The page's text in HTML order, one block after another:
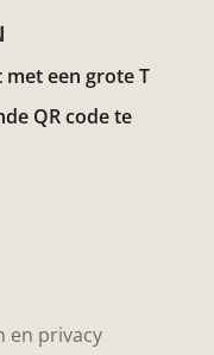
met een grote T
QR code te
en privacy